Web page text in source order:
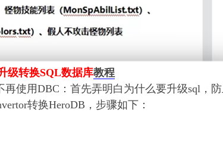
级转换SQL数据库教程
使用DBC： 首先弄明白为什么要升级sql，
转换HeroDB，步骤如下：